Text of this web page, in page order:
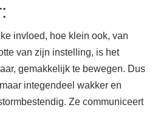
invloed, hoe klein ook, van
van zijn instelling, is het
gemakkelijk te bewegen. Dus
integendeel wakker en
Ze communiceert